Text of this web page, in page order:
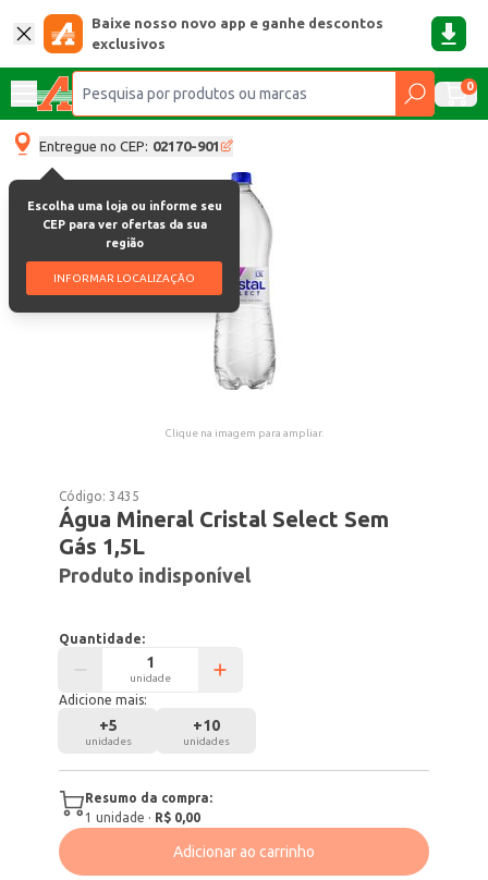
Baixe nosso novo app e ganhe descontos
exclusivos
0
Entregue no CEP: 02170-901
Escolha uma loja ou informe seu
CEP para ver ofertas da sua
região
INFORMAR LOCALIZAÇÃO
Clique na imagem para ampliar.
Código:3435
Água Mineral Cristal Select Sem
Gás 1,5L
Produto indisponível
Quantidade:
unidade
Adicione mais:
+5
unidades
+10
unidades
Resumo da compra:
1 unidade · R$ 0,00
Adicionar ao carrinho